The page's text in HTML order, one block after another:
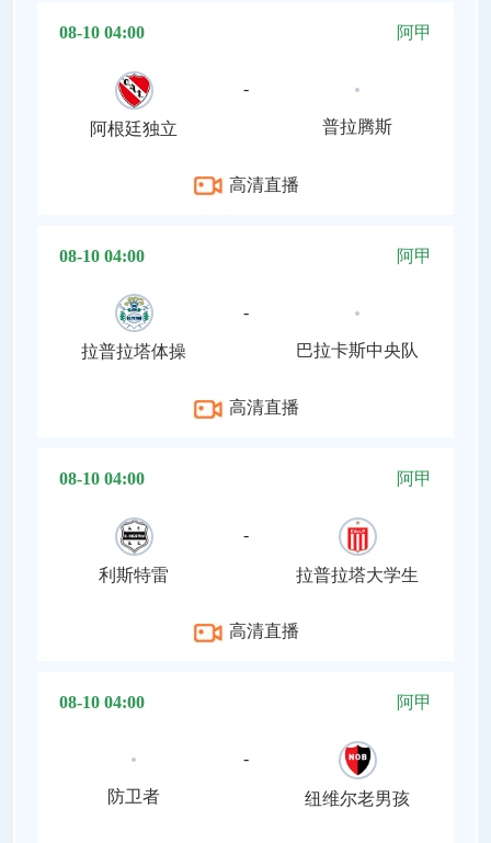
08-10 04:00 阿甲
阿根廷独立
-
普拉腾斯
高清直播
08-10 04:00 阿甲
拉普拉塔体操
-
巴拉卡斯中央队
高清直播
08-10 04:00 阿甲
利斯特雷
-
拉普拉塔大学生
高清直播
08-10 04:00 阿甲
防卫者
-
纽维尔老男孩